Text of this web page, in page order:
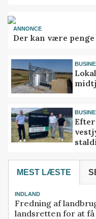
ANNONCE
Der kan være
MEST LÆSTE
INDLAND
Fredning af
landsretten for at